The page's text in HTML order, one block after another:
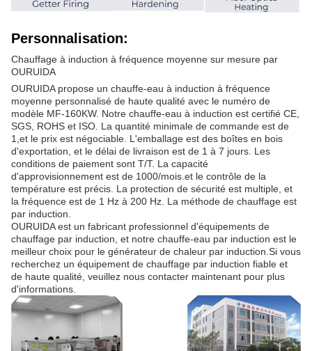
Personnalisation:
Chauffage à induction à fréquence moyenne sur mesure par
OURUIDA
OURUIDA propose un chauffe-eau à induction à fréquence
moyenne personnalisé de haute qualité avec le numéro de
modèle MF-160KW. Notre chauffe-eau à induction est certifié CE,
SGS, ROHS et ISO. La quantité minimale de commande est de
1,et le prix est négociable. L'emballage est des boîtes en bois
d'exportation, et le délai de livraison est de 1 à 7 jours. Les
conditions de paiement sont T/T. La capacité
d'approvisionnement est de 1000/mois.et le contrôle de la
température est précis. La protection de sécurité est multiple, et
la fréquence est de 1 Hz à 200 Hz. La méthode de chauffage est
par induction.
OURUIDA est un fabricant professionnel d'équipements de
chauffage par induction, et notre chauffe-eau par induction est le
meilleur choix pour le générateur de chaleur par induction.Si vous
recherchez un équipement de chauffage par induction fiable et
de haute qualité, veuillez nous contacter maintenant pour plus
d'informations.